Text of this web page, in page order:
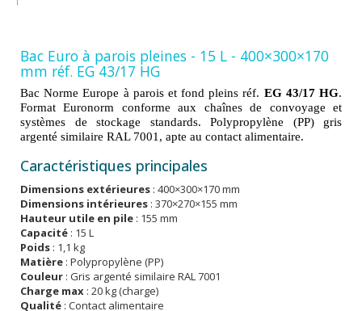
Bac Euro à parois pleines - 15 L - 400×300×170
mm réf. EG 43/17 HG
Bac Norme Europe à parois et fond pleins réf. EG 43/17 HG.
Format Euronorm conforme aux chaînes de convoyage et
systèmes de stockage standards. Polypropylène (PP) gris
argenté similaire RAL 7001, apte au contact alimentaire.
Caractéristiques principales
Dimensions extérieures : 400×300×170 mm
Dimensions intérieures : 370×270×155 mm
Hauteur utile en pile : 155 mm
Capacité : 15 L
Poids : 1,1 kg
Matière : Polypropylène (PP)
Couleur : Gris argenté similaire RAL 7001
Charge max : 20 kg (charge)
Qualité : Contact alimentaire